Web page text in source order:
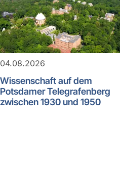
04.08.2026
Wissenschaft auf dem
Potsdamer Telegrafenberg
zwischen 1930 und 1950